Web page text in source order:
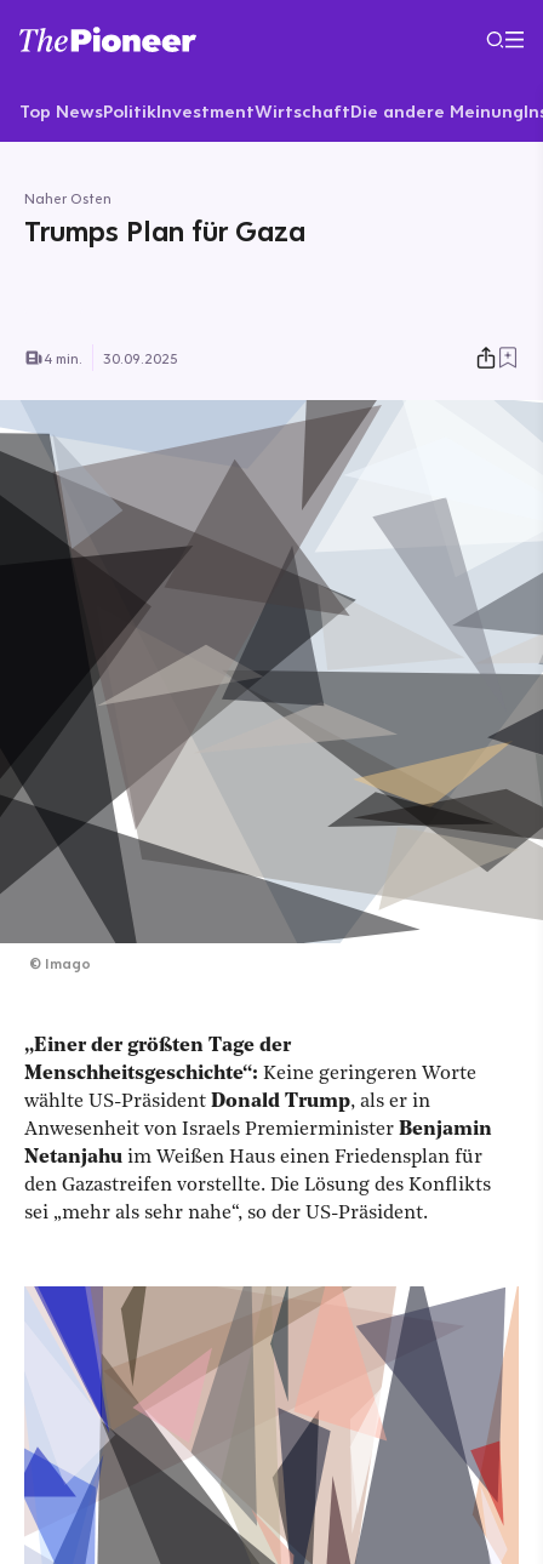
Top NewsPolitikInvestmentWirtschaftDie andere Meinung
Naher Osten
Trumps Plan für Gaza
4 min. 30.09.2025
© Imago
„Einer der größten Tage der
Menschheitsgeschichte“: Keine geringeren Worte
wählte US-Präsident Donald Trump, als er in
Anwesenheit von Israels Premierminister Benjamin
Netanjahu im Weißen Haus einen Friedensplan für
den Gazastreifen vorstellte. Die Lösung des Konflikts
sei „mehr als sehr nahe“, so der US-Präsident.